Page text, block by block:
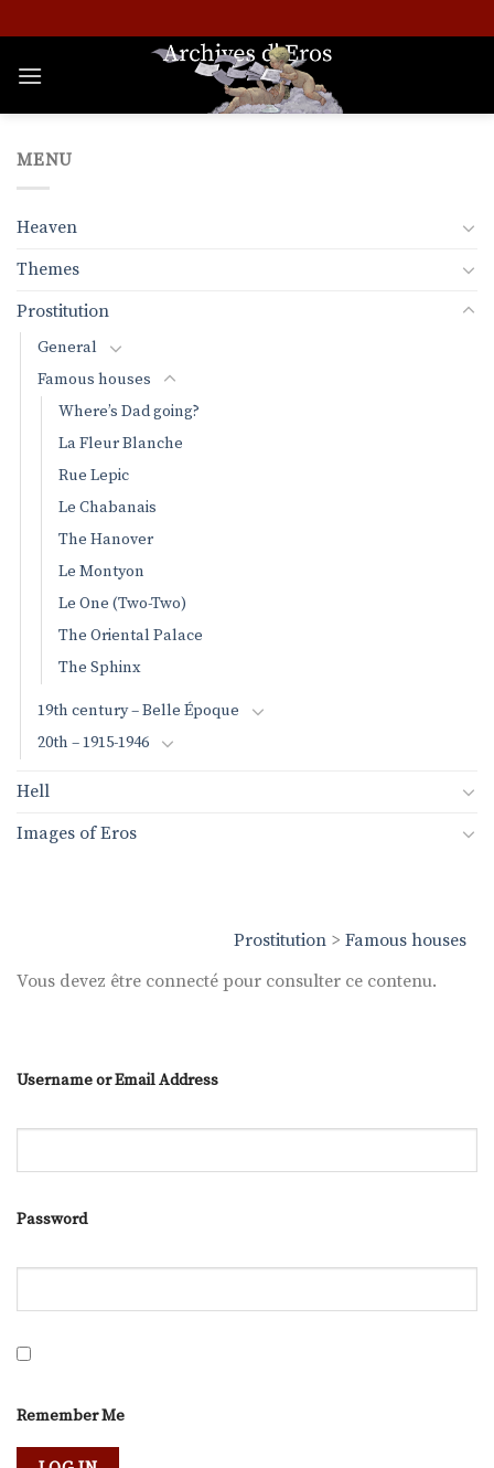
to
content
Prostitution > Famous houses
Vous devez être connecté pour consulter ce contenu.
Username or Email Address
Password
Remember Me
MENU
Heaven
Themes
Prostitution
General
Famous houses
Where’s Dad going?
La Fleur Blanche
Rue Lepic
Le Chabanais
The Hanover
Le Montyon
Le One (Two-Two)
The Oriental Palace
The Sphinx
19th century – Belle Époque
20th – 1915-1946
Hell
Images of Eros